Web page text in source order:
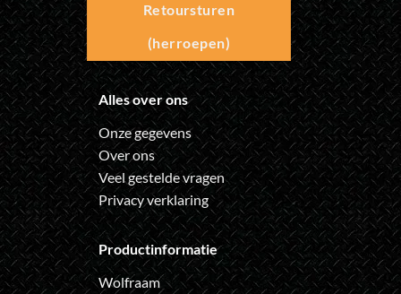
Retoursturen
(herroepen)
Alles over ons
Onze gegevens
Over ons
Veel gestelde vragen
Privacy verklaring
Productinformatie
Wolfraam